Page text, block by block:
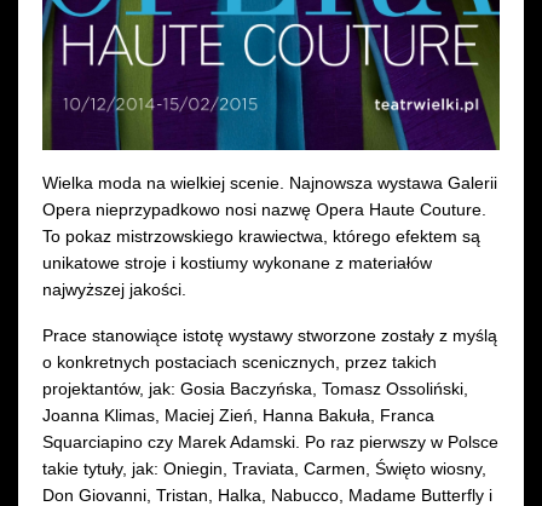
Wielka moda na wielkiej scenie. Najnowsza wystawa Galerii
Opera nieprzypadkowo nosi nazwę Opera Haute Couture.
To pokaz mistrzowskiego krawiectwa, którego efektem są
unikatowe stroje i kostiumy wykonane z materiałów
najwyższej jakości.
Prace stanowiące istotę wystawy stworzone zostały z myślą
o konkretnych postaciach scenicznych, przez takich
projektantów, jak: Gosia Baczyńska, Tomasz Ossoliński,
Joanna Klimas, Maciej Zień, Hanna Bakuła, Franca
Squarciapino czy Marek Adamski. Po raz pierwszy w Polsce
takie tytuły, jak: Oniegin, Traviata, Carmen, Święto wiosny,
Don Giovanni, Tristan, Halka, Nabucco, Madame Butterfly i